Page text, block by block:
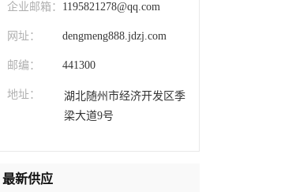
企业邮箱： 1195821278@qq.com
网址： dengmeng888.jdzj.com
邮编： 441300
地址：
湖北随州市经济开发区季
梁大道9号
最新供应